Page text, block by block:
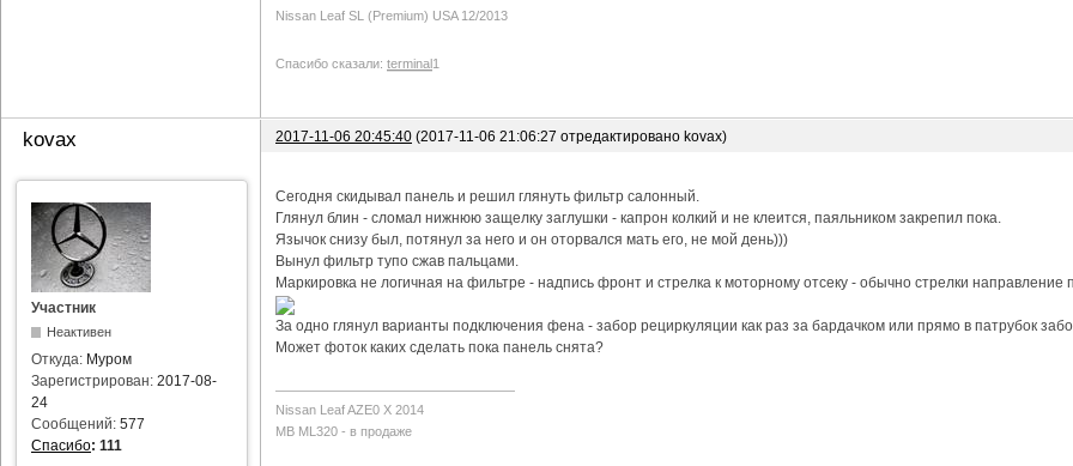
Nissan Leaf SL (Premium) USA 12/2013
Спасибо сказали: terminal 1
kovax 2017-11-06 20:45:40 (2017-11-06 21:06:27 отредактировано kovax)
Участник
Неактивен
Откуда: Муром
Зарегистрирован: 2017-08-
24
Сообщений: 577
Спасибо: 111
Сегодня скидывал панель и решил глянуть фильтр салонный.
Глянул блин - сломал нижнюю защелку заглушки - капрон колкий и не клеится, паяльником закрепил пока.
Язычок снизу был, потянул за него и он оторвался мать его, не мой день)))
Вынул фильтр тупо сжав пальцами.
Маркировка не логичная на фильтре - надпись фронт и стрелка к моторному отсеку - обычно стрелки направление
За одно глянул варианты подключения фена - забор рециркуляции как раз за бардачком или прямо в патрубок
Может фоток каких сделать пока панель снята?
Nissan Leaf AZE0 X 2014
MB ML320 - в продаже